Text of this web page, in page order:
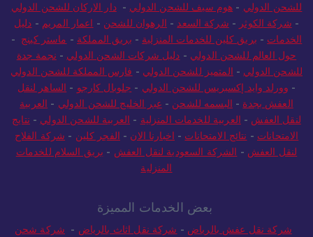
للشحن الدولي - هوم سيف للشحن الدولي -دار الاركان للشحن الدولي
- شركة الكوثر - شركة السعد - الرهوان للشحن - اعمار المريم - دليل
الخدمات - بريق كلين للخدمات المنزلية - بريق المملكة - ماستر كينج -
حول العالم للشحن الدولي - دليل شركات الشحن الدولي - نجمة جدة
للشحن الدولي - المتميز للشحن الدولي - فارس المملكة للشحن الدولي
- وورلد وايد إكسبريس للشحن الدولي - جلوبال كارجو - الساهر لنقل
العفش بجدة - البسمه للشحن - عبر الخليج للشحن الدولي - العربية
لنقل العفش - العربية للخدمات المنزلية - العربية للشحن الدولي - نتايج
الامتحانات - نتائج الامتحانات - اخبارنا الان - الفجر كلين - شركة الفلاح
لنقل العفش - الشركة السعودية لنقل العفش - بريق السلام للخدمات
المنزلية
بعض الخدمات المميزة
شركة نقل عفش بالرياض - شركة نقل اثاث بالرياض - شركة شحن